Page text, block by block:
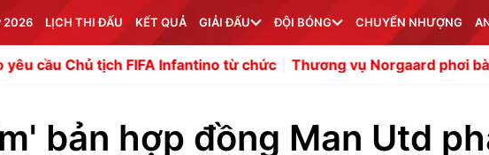
2026 LỊCH THI ĐẤU KẾT QUẢ GIẢI ĐẤU ĐỘI BÓNG CHUYỂN NHƯỢNG
tịch FIFA Infantino từ chức Thương vụ Norgaard phơi bày điểm yếu
bản hợp đồng Man Utd